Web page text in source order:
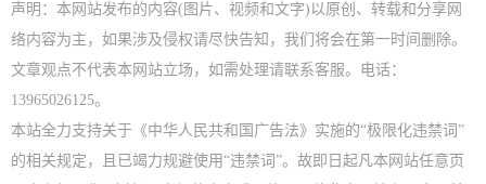
声明：本网站发布的内容(图片、视频和文字)以原创、转载和分享网
络内容为主，如果涉及侵权请尽快告知，我们将会在第一时间删除。
文章观点不代表本网站立场，如需处理请联系客服。电话：
13965026125。
本站全力支持关于《中华人民共和国广告法》实施的“极限化违禁词”
的相关规定，且已竭力规避使用“违禁词”。故即日起凡本网站任意页